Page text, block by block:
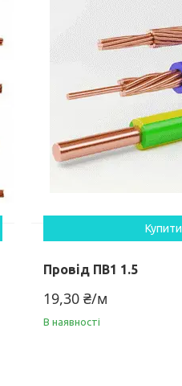
Купити
Провід ПВ1 1.5
19,30 ₴/м
В наявності